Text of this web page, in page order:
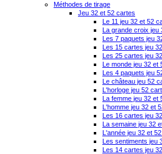
Méthodes de tirage
Jeu 32 et 52 cartes
Le 11 jeu 32 et 52
La grande croix jeu
Les 7 paquets jeu
Les 15 cartes jeu
Les 25 cartes jeu
Le monde jeu 32 et
Les 4 paquets jeu
Le château jeu 52
L'horloge jeu 52
La femme jeu 32 et
L'homme jeu 32 et
Les 16 cartes jeu
La semaine jeu 32
L'année jeu 32 et
Les sentiments jeu
Les 14 cartes jeu